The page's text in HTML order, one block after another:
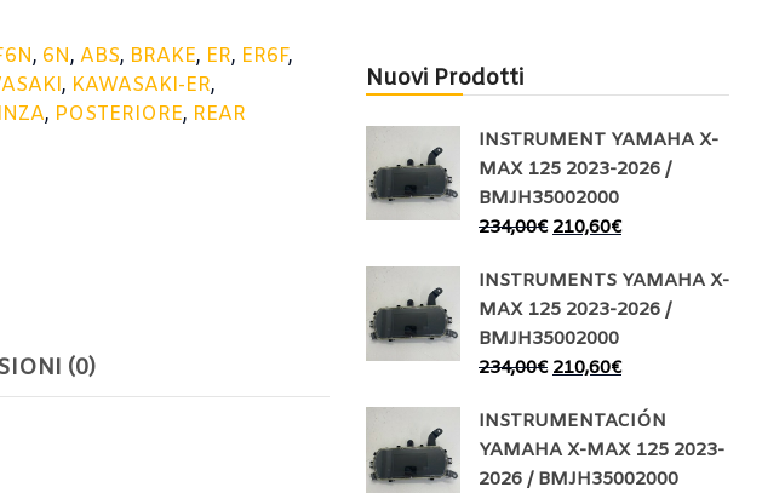
, 6N,ABS, BRAKE, ER, ER6F,
, KAWASAKI-ER,
, POSTERIORE, REAR
(0)
Nuovi Prodotti
INSTRUMENT YAMAHA X-
MAX 125 2023-2026 /
BMJH35002000
234,00€ 210,60€
INSTRUMENTS YAMAHA X-
MAX 125 2023-2026 /
BMJH35002000
234,00€ 210,60€
INSTRUMENTACIÓN
YAMAHA X-MAX 125 2023-
2026 / BMJH35002000